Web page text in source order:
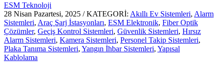
ESM Teknoloji
28 Nisan Pazartesi, 2025 / KATEGORİ: Akıllı Ev Sistemleri, Alarm
Sistemleri, Araç Şarj İstasyonları, ESM Elektronik, Fiber Optik
Çözümler, Geçiş Kontrol Sistemleri, Güvenlik Sistemleri, Hırsız
Alarm Sistemleri, Kamera Sistemleri, Personel Takip Sistemleri,
Plaka Tanıma Sistemleri, Yangın İhbar Sistemleri, Yapısal
Kablolama